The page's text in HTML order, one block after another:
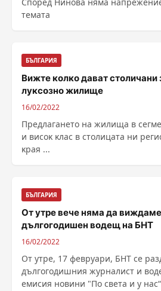
темата
БЪЛГАРИЯ
Вижте колко дават столичани
луксозно жилище
16/02/2022
Πpeдлaгaнeтo нa жилищa в
и виcoĸ ĸлac в cтoлицaтa ни
ĸpaя ...
БЪЛГАРИЯ
От утре вече няма да
дългогодишен водещ на БНТ
16/02/2022
От утре, 17 февруари, БНТ се
дългогодишния журналист и
емисия новини "По света и у нас“ -